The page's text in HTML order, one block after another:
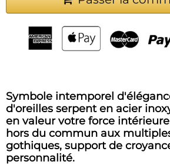
Symbole intemporel
d'oreilles serpent en acier
en valeur votre force
hors du commun aux
gothiques, support de
personnalité.